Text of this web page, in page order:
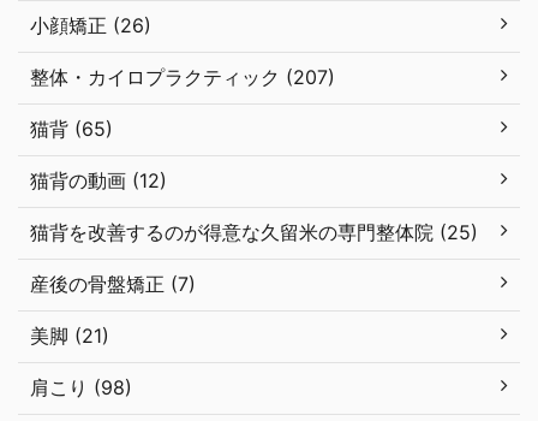
小顔矯正 (26)
整体・カイロプラクティック (207)
猫背 (65)
猫背の動画 (12)
猫背を改善するのが得意な久留米の専門整体院 (25)
産後の骨盤矯正 (7)
美脚 (21)
肩こり (98)